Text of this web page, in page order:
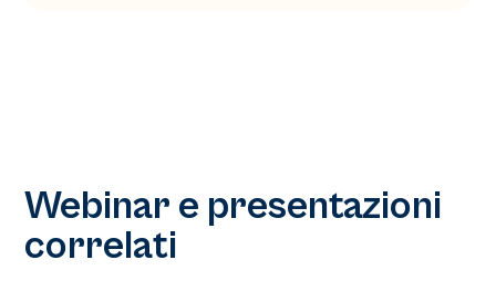
Webinar e presentazioni
correlati